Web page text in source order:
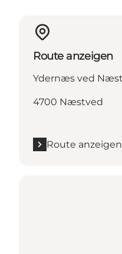
Route anzeigen
Ydernæs ved
4700 Næstved
Route anzeigen